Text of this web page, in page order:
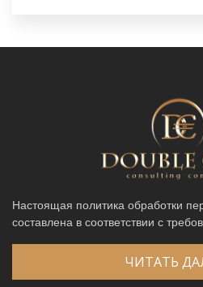
Настоящая политика обработки
составлена в соответствии с
ЧИТАТЬ